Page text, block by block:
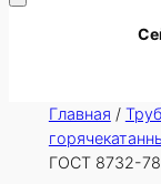
Главная /
ГОСТ 8732-